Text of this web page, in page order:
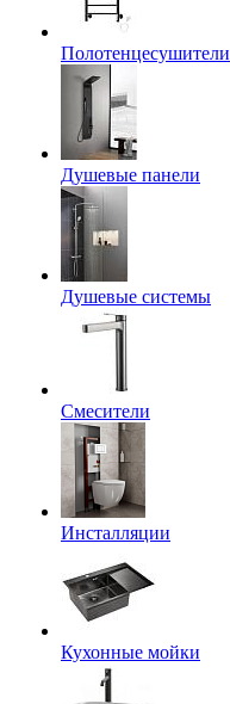
Полотенцесушители
Душевые панели
Душевые системы
Смесители
Инсталляции
Кухонные мойки